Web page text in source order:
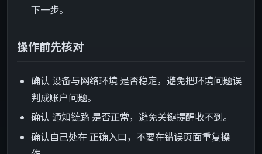
下一步。
操作前先核对
确认 设备与网络环境 是否稳定，避免把环境问题误
判成账户问题。
确认 通知链路 是否正常，避免关键提醒收不到。
确认自己处在 正确入口，不要在错误页面重复操